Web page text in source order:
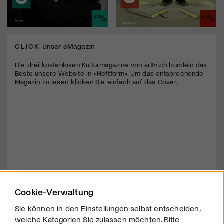
CLICK Unser eMagazin
Die drei kostenlosen Kulturmagazine von arttv.ch bündeln das
Beste unsere Website in «Heftform». Um das entsprechende
Magazin zu lesen, klicken Sie einfach auf das Cover.
Cookie-Verwaltung
Sie können in den Einstellungen selbst entscheiden,
welche Kategorien Sie zulassen möchten. Bitte